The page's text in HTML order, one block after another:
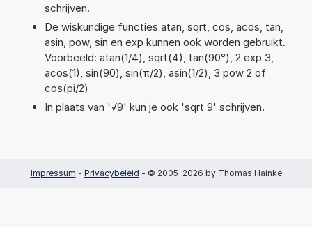
schrijven.
De wiskundige functies atan, sqrt, cos, acos, tan,
asin, pow, sin en exp kunnen ook worden gebruikt.
Voorbeeld: atan(1/4), sqrt(4), tan(90°), 2 exp 3,
acos(1), sin(90), sin(π/2), asin(1/2), 3 pow 2 of
cos(pi/2)
In plaats van '√9' kun je ook 'sqrt 9' schrijven.
Impressum - Privacybeleid - © 2005-2026 by Thomas Hainke